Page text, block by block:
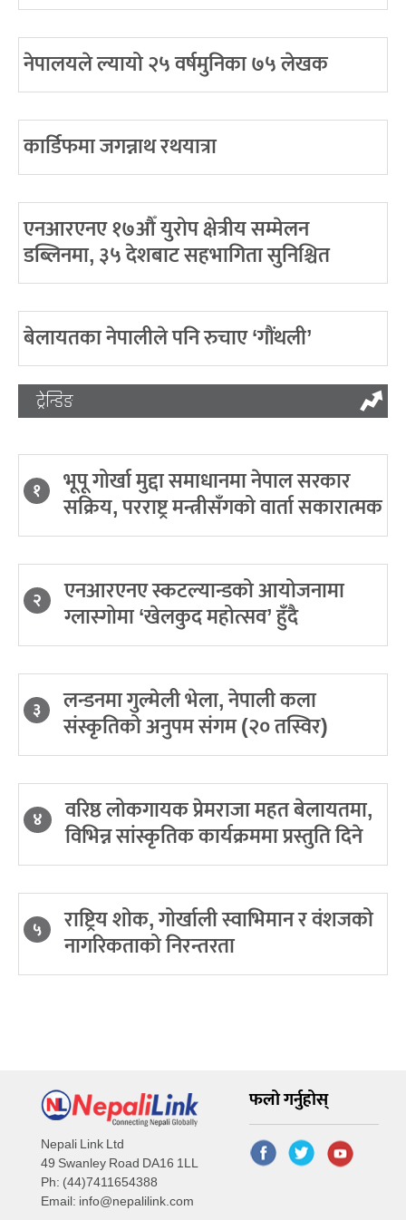
नेपालयले ल्यायो २५ वर्षमुनिका ७५ लेखक
कार्डिफमा जगन्नाथ रथयात्रा
एनआरएनए १७औँ युरोप क्षेत्रीय सम्मेलन
डब्लिनमा, ३५ देशबाट सहभागिता सुनिश्चित
बेलायतका नेपालीले पनि रुचाए ‘गौंथली’
ट्रेन्डिङ
१ भूपू गोर्खा मुद्दा समाधानमा नेपाल सरकार
सक्रिय, परराष्ट्र मन्त्रीसँगको वार्ता सकारात्मक
२ एनआरएनए स्कटल्यान्डको आयोजनामा
ग्लास्गोमा ‘खेलकुद महोत्सव’ हुँदै
३ लन्डनमा गुल्मेली भेला, नेपाली कला
संस्कृतिको अनुपम संगम (२० तस्विर)
४ वरिष्ठ लोकगायक प्रेमराजा महत बेलायतमा,
विभिन्न सांस्कृतिक कार्यक्रममा प्रस्तुति दिने
५ राष्ट्रिय शोक, गोर्खाली स्वाभिमान र वंशजको
नागरिकताको निरन्तरता
Nepali Link Ltd
49 Swanley Road DA16 1LL
Ph: (44)7411654388
Email: info@nepalilink.com
फलो गर्नुहोस्